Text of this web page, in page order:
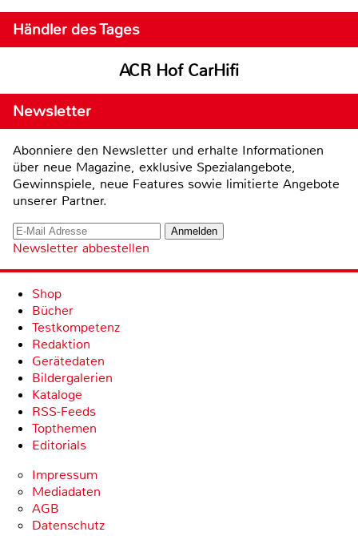
Händler des Tages
ACR Hof CarHifi
Newsletter
Abonniere den Newsletter und erhalte Informationen
über neue Magazine, exklusive Spezialangebote,
Gewinnspiele, neue Features sowie limitierte Angebote
unserer Partner.
Newsletter abbestellen
Shop
Bücher
Testkompetenz
Redaktion
Gerätedaten
Bildergalerien
Kataloge
RSS-Feeds
Topthemen
Editorials
Impressum
Mediadaten
AGB
Datenschutz